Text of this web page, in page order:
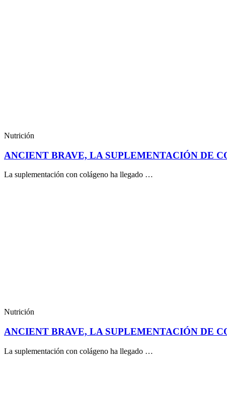
Nutrición
ANCIENT BRAVE, LA SUPLEMENTACIÓN DE
La suplementación con colágeno ha llegado …
Nutrición
ANCIENT BRAVE, LA SUPLEMENTACIÓN DE
La suplementación con colágeno ha llegado …